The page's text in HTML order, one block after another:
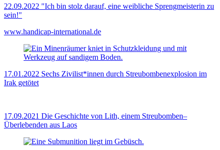
22.09.2022 "Ich bin stolz darauf, eine weibliche Sprengmeisterin zu
sein!"
www.handicap-international.de
17.01.2022 Sechs Zivilist*innen durch Streubombenexplosion im
Irak getötet
17.09.2021 Die Geschichte von Lith, einem Streubomben–
Überlebenden aus Laos